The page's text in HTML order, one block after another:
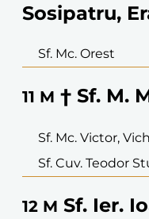
Sosipatru,
Sf. Mc. Orest
11 M † Sf. M.
Sf. Mc. Victor,
Sf. Cuv. Teodor
12 M Sf. Ier.